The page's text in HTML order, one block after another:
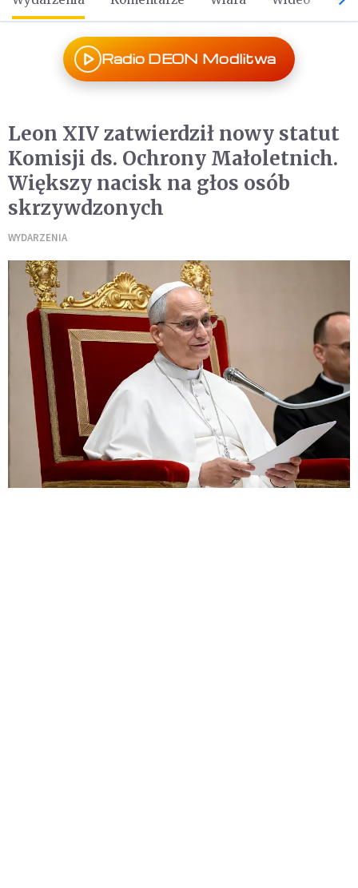
Radio DEON Modlitwa
Leon XIV zatwierdził nowy statut
Komisji ds. Ochrony Małoletnich.
Większy nacisk na głos osób
skrzywdzonych
WYDARZENIA